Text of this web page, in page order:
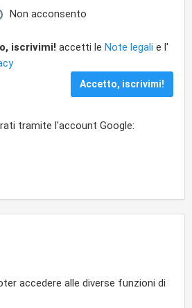
Non acconsento
iscrivimi! accetti le Note legali e l'
tramite l'account Google:
accedere alle diverse funzioni di